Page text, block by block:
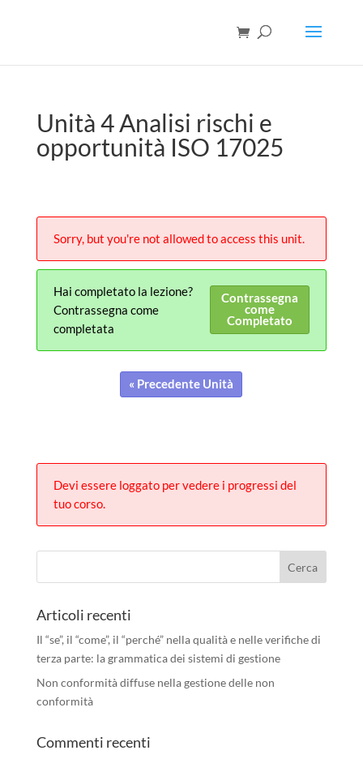
Unità 4 Analisi rischi e
opportunità ISO 17025
Sorry, but you're not allowed to access this unit.
Hai completato la lezione?
Contrassegna come
completata
Contrassegna
come
Completato
« Precedente Unità
Devi essere loggato per vedere i progressi del
tuo corso.
Articoli recenti
Il “se”, il “come”, il “perché” nella qualità e nelle verifiche di
terza parte: la grammatica dei sistemi di gestione
Non conformità diffuse nella gestione delle non
conformità
Commenti recenti